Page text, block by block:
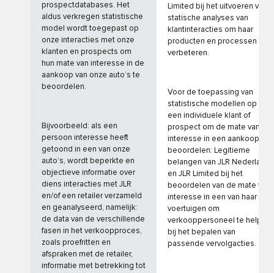
prospectdatabases. Het
aldus verkregen statistische
model wordt toegepast op
onze interacties met onze
klanten en prospects om
hun mate van interesse in de
aankoop van onze auto’s te
beoordelen.
Bijvoorbeeld: als een
persoon interesse heeft
getoond in een van onze
auto’s, wordt beperkte en
objectieve informatie over
diens interacties met JLR
en/of een retailer verzameld
en geanalyseerd, namelijk:
de data van de verschillende
fasen in het verkoopproces,
zoals proefritten en
afspraken met de retailer,
informatie met betrekking tot
Limited bij het uitvoeren van
statische analyses van
klantinteracties om haar
producten en processen te
verbeteren.
Voor de toepassing van
statistische modellen op
een individuele klant of
prospect om de mate van
interesse in een aankoop te
beoordelen: Legitieme
belangen van JLR Nederland
en JLR Limited bij het
beoordelen van de mate van
interesse in een van haar
voertuigen om
verkooppersoneel te helpen
bij het bepalen van
passende vervolgacties.